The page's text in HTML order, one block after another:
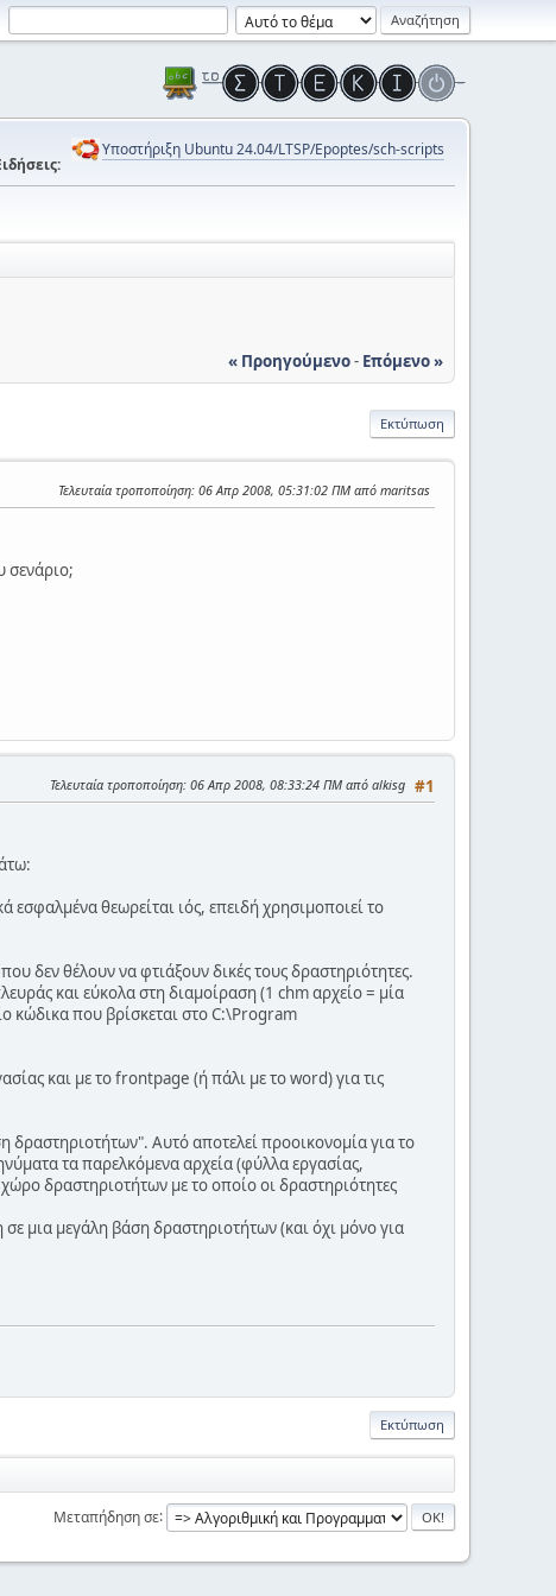
Υποστήριξη Ubuntu 24.04/LTSP/Epoptes/sch-scripts
« Προηγούμενο- Επόμενο »
Εκτύπωση
Τελευταία τροποποίηση: 06 Απρ 2008, 05:31:02 ΠΜ από maritsas
σενάριο;
#1
Τελευταία τροποποίηση: 06 Απρ 2008, 08:33:24 ΠΜ από alkisg
θεωρείται ιός, επειδή χρησιμοποιεί το
δεν θέλουν να φτιάξουν δικές τους δραστηριότητες.
και εύκολα στη διαμοίραση (1 chm αρχείο = μία
κώδικα που βρίσκεται στο C:\Program
και με το frontpage (ή πάλι με το word) για τις
Αυτό αποτελεί προοικονομία για το
τα παρελκόμενα αρχεία (φύλλα εργασίας,
δραστηριοτήτων με το οποίο οι δραστηριότητες
μια μεγάλη βάση δραστηριοτήτων (και όχι μόνο για
Εκτύπωση
Μεταπήδηση σε